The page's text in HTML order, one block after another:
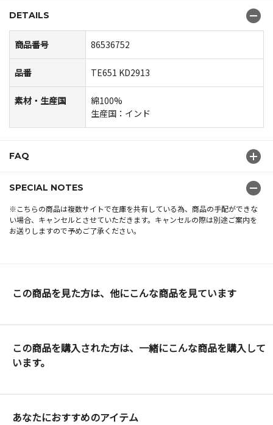
DETAILS
商品番号 86536752
品番 TE651 KD2913
素材・生産国
綿100%
生産国：インド
FAQ
SPECIAL NOTES
※こちらの商品は複数サイトで在庫を共有している為、商品の手配ができな
い場合、キャンセルとさせていただきます。キャンセルの際は別途ご案内を
お送りしますので予めご了承ください。
この商品を見た方は、他にこんな商品を見ています
この商品を購入された方は、一緒にこんな商品を購入して
います。
あなたにおすすめのアイテム